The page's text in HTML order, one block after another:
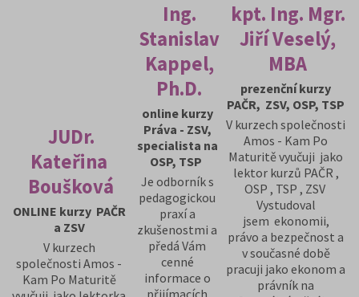
JUDr.
Kateřina
Boušková
ONLINE kurzy PAČR
a ZSV
V kurzech
společnosti Amos -
Kam Po Maturitě
Ing.
Stanislav
Kappel,
Ph.D.
online kurzy
Práva - ZSV,
specialista na
OSP, TSP
Je odborník s
pedagogickou
praxí a
zkušenostmi a
předá Vám
cenné
informace o
přijímacích
kpt. Ing. Mgr.
Jiří Veselý,
MBA
prezenční kurzy
PAČR, ZSV, OSP, TSP
V kurzech společnosti
Amos - Kam Po
Maturitě vyučuji jako
lektor kurzů PAČR ,
OSP , TSP , ZSV
Vystudoval
jsem ekonomii,
právo a bezpečnost a
v současné době
pracuji jako ekonom a
právník na